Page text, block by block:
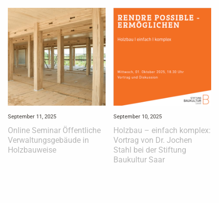
September 11, 2025
Online Seminar Öffentliche
Verwaltungsgebäude in
Holzbauweise
September 10, 2025
Holzbau – einfach komplex:
Vortrag von Dr. Jochen
Stahl bei der Stiftung
Baukultur Saar